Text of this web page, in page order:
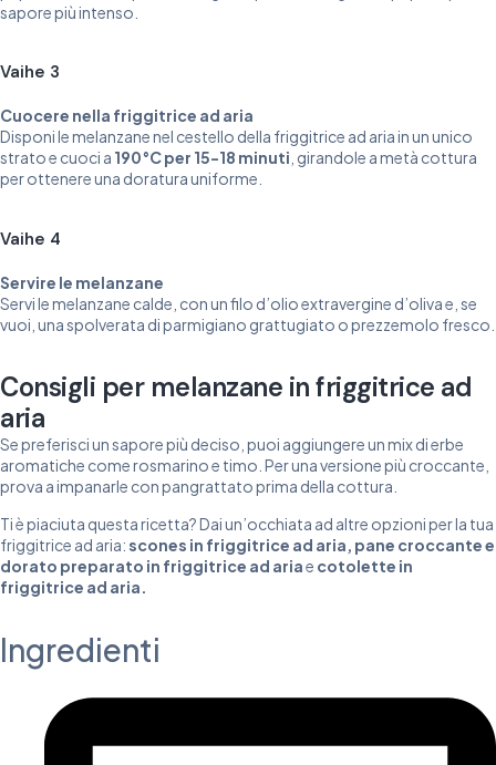
sapore più intenso.
Vaihe 3
Cuocere nella friggitrice ad aria
Disponi le melanzane nel cestello della friggitrice ad aria in un unico
strato e cuoci a 190°C per 15-18 minuti , girandole a metà cottura
per ottenere una doratura uniforme.
Vaihe 4
Servire le melanzane
Servi le melanzane calde, con un filo d’olio extravergine d’oliva e, se
vuoi, una spolverata di parmigiano grattugiato o prezzemolo fresco.
Consigli per melanzane in friggitrice ad
aria
Se preferisci un sapore più deciso, puoi aggiungere un mix di erbe
aromatiche come rosmarino e timo. Per una versione più croccante,
prova a impanarle con pangrattato prima della cottura.
Ti è piaciuta questa ricetta? Dai un’occhiata ad altre opzioni per la tua
friggitrice ad aria: scones in friggitrice ad aria, pane croccante e
dorato preparato in friggitrice ad ariae cotolette in
friggitrice ad aria.
Ingredienti